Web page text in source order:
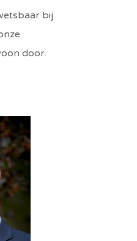
bij
door.